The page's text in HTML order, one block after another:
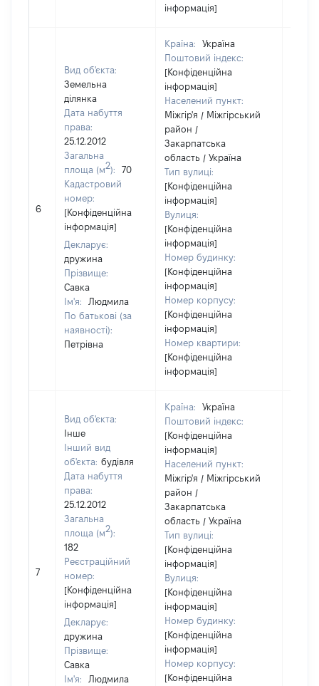
інформація]
6
Вид об'єкта:
Земельна
ділянка
Дата набуття
права:
25.12.2012
Загальна
площа (м2):
70
Кадастровий
номер:
[Конфіденційна
інформація]
Декларує:
дружина
Прізвище:
Савка
Ім'я:
Людмила
По батькові (за
наявності):
Петрівна
Країна:
Україна
Поштовий індекс:
[Конфіденційна
інформація]
Населений пункт:
Міжгір'я / Міжгірський
район /
Закарпатська
область / Україна
Тип вулиці:
[Конфіденційна
інформація]
Вулиця:
[Конфіденційна
інформація]
Номер будинку:
[Конфіденційна
інформація]
Номер корпусу:
[Конфіденційна
інформація]
Номер квартири:
[Конфіденційна
інформація]
7
Вид об'єкта:
Інше
Інший вид
об'єкта: будівля
Дата набуття
права:
25.12.2012
Загальна
площа (м2):
182
Реєстраційний
номер:
[Конфіденційна
інформація]
Декларує:
дружина
Прізвище:
Савка
Ім'я:
Людмила
Країна:
Україна
Поштовий індекс:
[Конфіденційна
інформація]
Населений пункт:
Міжгір'я / Міжгірський
район /
Закарпатська
область / Україна
Тип вулиці:
[Конфіденційна
інформація]
Вулиця:
[Конфіденційна
інформація]
Номер будинку:
[Конфіденційна
інформація]
Номер корпусу:
[Конфіденційна